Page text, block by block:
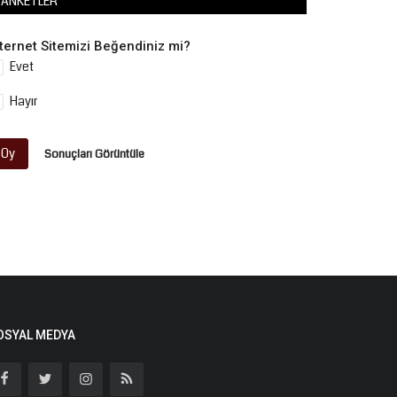
Sitemizi Beğendiniz mi?
Evet
Hayır
Oy Sonuçları Görüntüle
MEDYA